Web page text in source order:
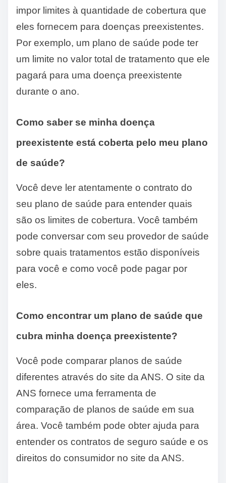
impor limites à quantidade de cobertura que
eles fornecem para doenças preexistentes.
Por exemplo, um plano de saúde pode ter
um limite no valor total de tratamento que ele
pagará para uma doença preexistente
durante o ano.
Como saber se minha doença
preexistente está coberta pelo meu plano
de saúde?
Você deve ler atentamente o contrato do
seu plano de saúde para entender quais
são os limites de cobertura. Você também
pode conversar com seu provedor de saúde
sobre quais tratamentos estão disponíveis
para você e como você pode pagar por
eles.
Como encontrar um plano de saúde que
cubra minha doença preexistente?
Você pode comparar planos de saúde
diferentes através do site da ANS. O site da
ANS fornece uma ferramenta de
comparação de planos de saúde em sua
área. Você também pode obter ajuda para
entender os contratos de seguro saúde e os
direitos do consumidor no site da ANS.